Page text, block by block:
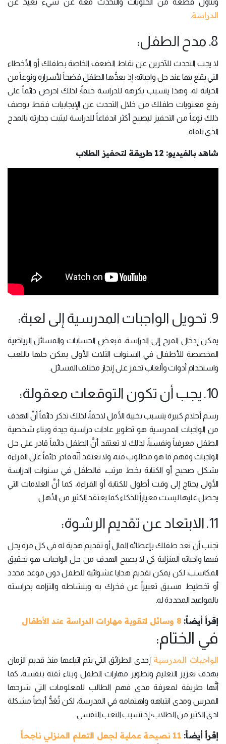
وتناول قطعة من الحلويات والتحدث معه عن شيء بعيد عن
الدراسة.
8. مدح الطفل:
لا يجب التحدث للآخرين عن نقاط الضعف الخاصة بطفلك أو الأخطاء
التي يقع بها عند حل واجباته؛ إذ يعدُّها الطفل فضحاً لأسراره ونوعاً من
الخيانة له، وهذا يتسبب بكرهه للدراسة حتماً؛ لذلك احرص دائماً على
رفع معنويات طفلك من خلال التحدث عن الإيجابيات فقط بوصف
ذلك نوعاً من التحفيز ليصبح أكثر اندفاعاً للدراسة ليثبت جدارته بالمدح
الذي تلقاه.
شاهد بالفيديو: 12 طريقة لتحفيز الطلاب
9. تحويل الواجبات المدرسية إلى لعبة:
يمكن إدخال المرح إلى الدراسة، فبعض الحسابات والمسائل الرياضية
المخصصة للأطفال في السنوات الثلاث الأولى يمكن حلها باللعب
واستخدام أدوات وألعاب تحفز على إنجاز مختلف المسائل.
10. يجب أن تكون التوقعات معقولة:
رسم أحلام كبيرة يتسبب بخيبة الأمل لاحقاً، لذلك تذكر دائماً أنَّ الهدف
من الواجبات المدرسية هو تطوير عادات دراسية جيدة وبناء شخصية
الطفل معرفياً ونفسياً، لذلك لا تعتقد أنَّ الطفل دائماً قادر على حل
الواجبات وفهم ما هو مطلوب منه، ولا تعتقد أنَّه قادر دائماً على القراءة
بشكل صحيح أو الكتابة بخط مرتب، فالطفل في سنوات الدراسة
الأولى يحتاج إلى وقت أطول للكتابة أو القراءة، كما أنَّ العلامات التي
يحصل عليها ليست معياراً للذكاء كما يعتقد الكثير من الأهل.
11. الابتعاد عن تقديم الرشوة:
تجنب أن تعد طفلك بإعطائه المال أو تقديم هدية له في كل مرة يحل
فيها واجباته المنزلية كي لا يصبح الهدف من حل الواجبات هو تحقيق
المكاسب، لكن يمكن تقديم هدايا عشوائية للطفل دون موعد محدد
أو تخطيط مسبق تعبيراً عن فخرك به وبنشاطه والتزامه بدراسته
بالمواعيد المحددة له.
إقرأ أيضاً: 8 وسائل لتقوية مهارات الدراسة عند الأطفال
في الختام:
الواجبات المدرسية إحدى الطرائق التي يتم اتباعها منذ قديم الزمان
بهدف تعزيز التعليم وتطوير مهارات الطفل وبناء ثقته بنفسه، كما
أنَّها طريقة لمعرفة مدى فهم الطالب للمعلومات التي شرحها
المدرس ومدى انتباهه واهتمامه في المدرسة، لكن تُعَدُّ أيضاً مشكلة
لدى الكثير من الطلاب؛ إذ تسبب التعب النفسي.
إقرأ أيضاً: 11 نصيحة عملية لجعل التعلم المنزلي ناجحاً